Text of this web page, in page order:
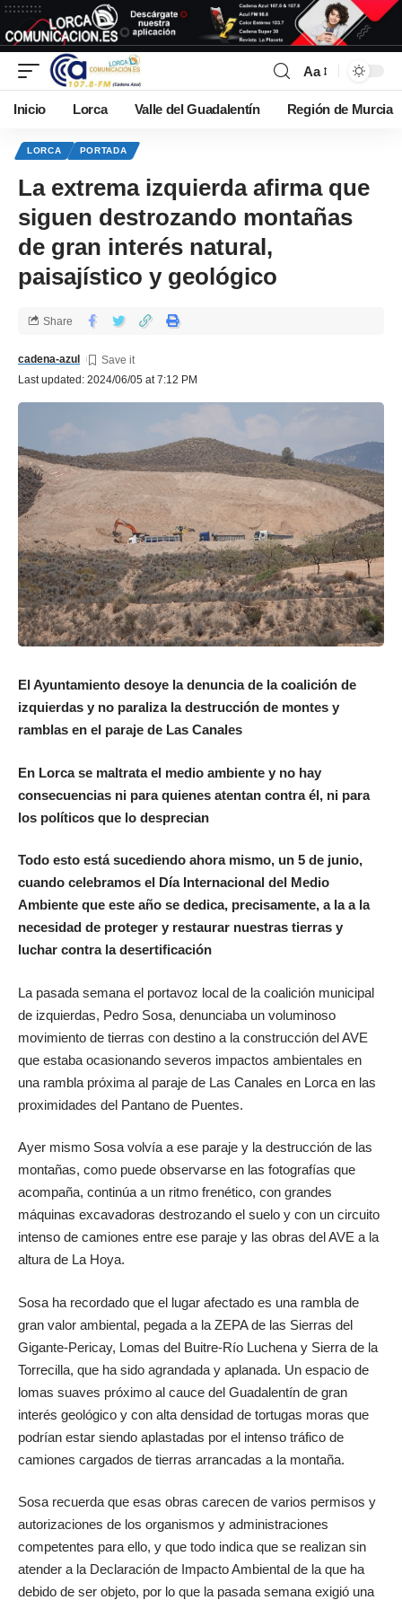
Aa
Inicio Lorca Valle del Guadalentín Región de Murcia
LORCA PORTADA
La extrema izquierda afirma que
siguen destrozando montañas
de gran interés natural,
paisajístico y geológico
Last updated: 2024/06/05 at 7:12 PM
cadena-azul
Share
El Ayuntamiento desoye la denuncia de la coalición de
izquierdas y no paraliza la destrucción de montes y
ramblas en el paraje de Las Canales
En Lorca se maltrata el medio ambiente y no hay
consecuencias ni para quienes atentan contra él, ni para
los políticos que lo desprecian
Todo esto está sucediendo ahora mismo, un 5 de junio,
cuando celebramos el Día Internacional del Medio
Ambiente que este año se dedica, precisamente, a la a la
necesidad de proteger y restaurar nuestras tierras y
luchar contra la desertificación
La pasada semana el portavoz local de la coalición municipal
de izquierdas, Pedro Sosa, denunciaba un voluminoso
movimiento de tierras con destino a la construcción del AVE
que estaba ocasionando severos impactos ambientales en
una rambla próxima al paraje de Las Canales en Lorca en las
proximidades del Pantano de Puentes.
Ayer mismo Sosa volvía a ese paraje y la destrucción de las
montañas, como puede observarse en las fotografías que
acompaña, continúa a un ritmo frenético, con grandes
máquinas excavadoras destrozando el suelo y con un circuito
intenso de camiones entre ese paraje y las obras del AVE a la
altura de La Hoya.
Sosa ha recordado que el lugar afectado es una rambla de
gran valor ambiental, pegada a la ZEPA de las Sierras del
Gigante-Pericay, Lomas del Buitre-Río Luchena y Sierra de la
Torrecilla, que ha sido agrandada y aplanada. Un espacio de
lomas suaves próximo al cauce del Guadalentín de gran
interés geológico y con alta densidad de tortugas moras que
podrían estar siendo aplastadas por el intenso tráfico de
camiones cargados de tierras arrancadas a la montaña.
Sosa recuerda que esas obras carecen de varios permisos y
autorizaciones de los organismos y administraciones
competentes para ello, y que todo indica que se realizan sin
atender a la Declaración de Impacto Ambiental de la que ha
debido de ser objeto, por lo que la pasada semana exigió una